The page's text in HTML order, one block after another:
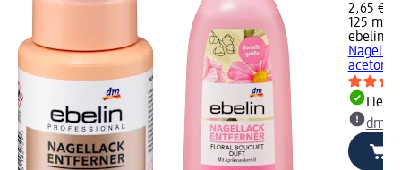
2,65 €
125 ml
ebelin
dm